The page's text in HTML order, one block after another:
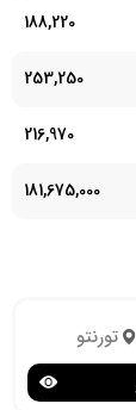
188,220
253,250
216,970
181,675,000
تورنتو